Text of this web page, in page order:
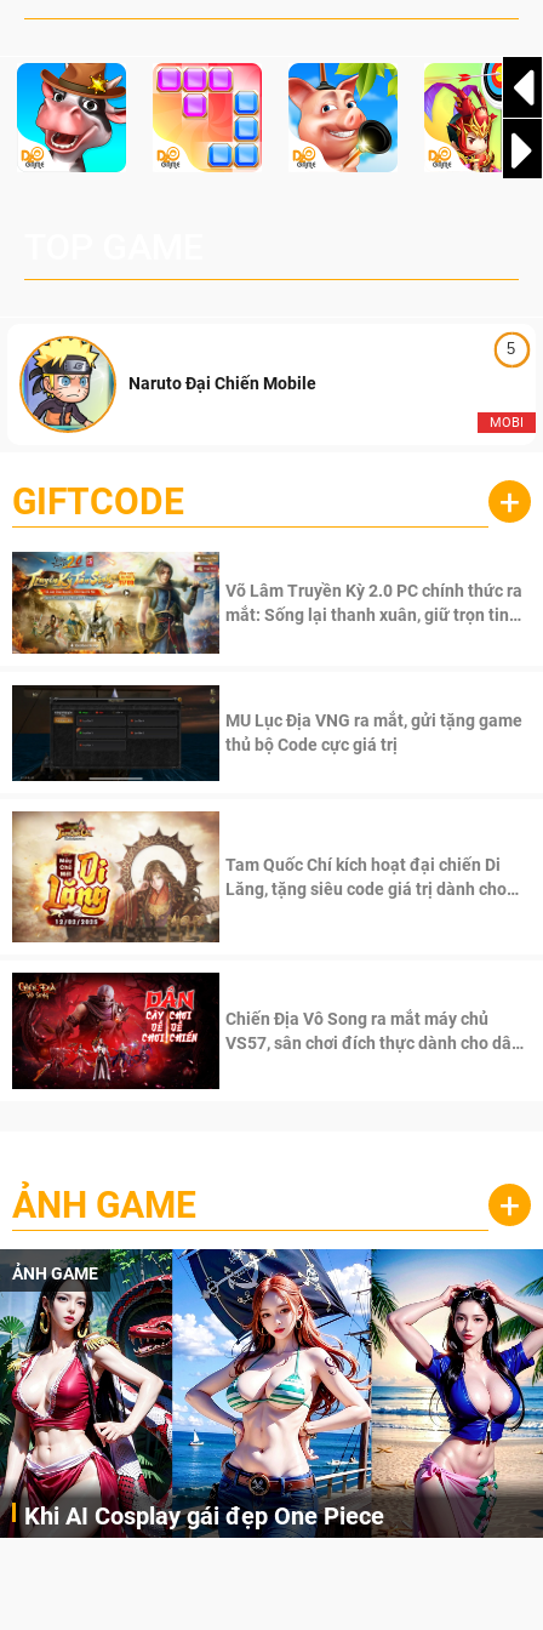
5
MOBI
Naruto Đại Chiến Mobile
GIFTCODE +
Võ Lâm Truyền Kỳ 2.0 PC chính thức ra
mắt: Sống lại thanh xuân, giữ trọn tinh
MU Lục Địa VNG ra mắt, gửi tặng game
thủ bộ Code cực giá trị
Tam Quốc Chí kích hoạt đại chiến Di
Lăng, tặng siêu code giá trị dành cho
Chiến Địa Vô Song ra mắt máy chủ
VS57, sân chơi đích thực dành cho dân
ẢNH GAME +
ẢNH GAME
Cosplay Xiangling siêu cute